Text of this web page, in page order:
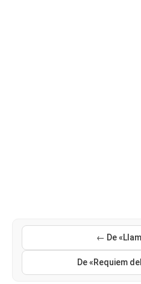
← De
De «Requiem